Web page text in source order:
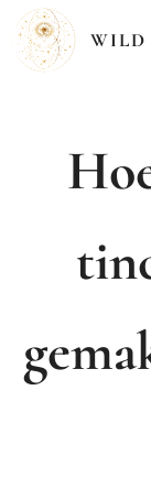
WILD